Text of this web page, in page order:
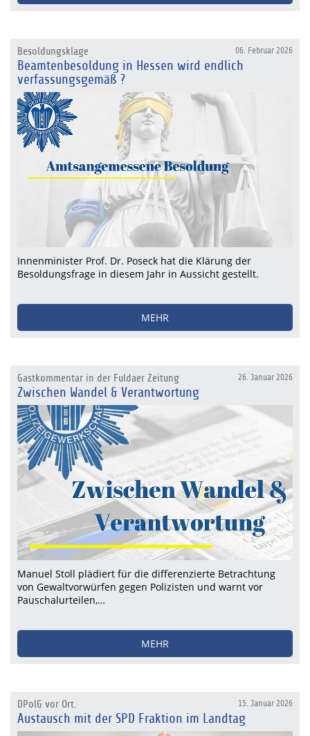
06. Februar 2026
Besoldungsklage
Beamtenbesoldung in Hessen wird endlich
verfassungsgemäß ?
Innenminister Prof. Dr. Poseck hat die Klärung der
Besoldungsfrage in diesem Jahr in Aussicht gestellt.
MEHR
26. Januar 2026
Gastkommentar in der Fuldaer Zeitung
Zwischen Wandel & Verantwortung
Manuel Stoll plädiert für die differenzierte Betrachtung
von Gewaltvorwürfen gegen Polizisten und warnt vor
Pauschalurteilen,…
MEHR
15. Januar 2026
DPolG vor Ort.
Austausch mit der SPD Fraktion im Landtag